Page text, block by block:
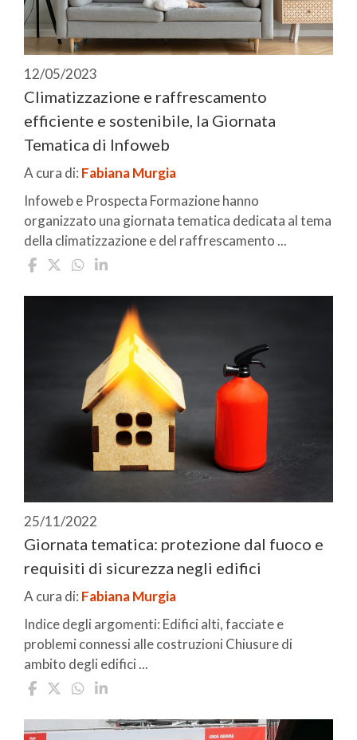
12/05/2023
Climatizzazione e raffrescamento
efficiente e sostenibile, la Giornata
Tematica di Infoweb
A cura di: Fabiana Murgia
Infoweb e Prospecta Formazione hanno
organizzato una giornata tematica dedicata al tema
della climatizzazione e del raffrescamento ...
25/11/2022
Giornata tematica: protezione dal fuoco e
requisiti di sicurezza negli edifici
A cura di: Fabiana Murgia
Indice degli argomenti: Edifici alti, facciate e
problemi connessi alle costruzioni Chiusure di
ambito degli edifici ...